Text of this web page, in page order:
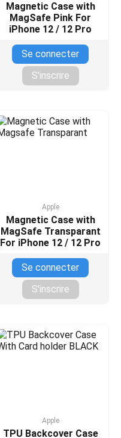
Magnetic Case with
MagSafe Pink For
iPhone 12 / 12 Pro
Se connecter
S'inscrire
Apple
Magnetic Case with
MagSafe Transparant
For iPhone 12 / 12 Pro
Se connecter
S'inscrire
Apple
TPU Backcover Case